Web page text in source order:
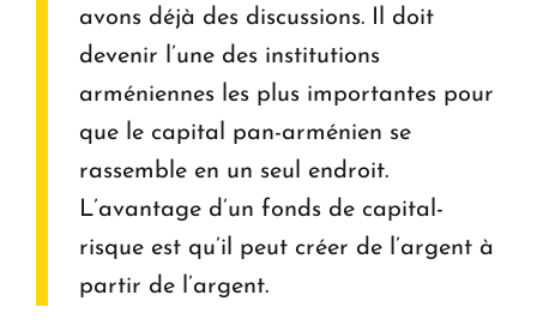
avons déjà des discussions. Il doit
devenir l’une des institutions
arméniennes les plus importantes pour
que le capital pan-arménien se
rassemble en un seul endroit.
L’avantage d’un fonds de capital-
risque est qu’il peut créer de l’argent à
partir de l’argent.